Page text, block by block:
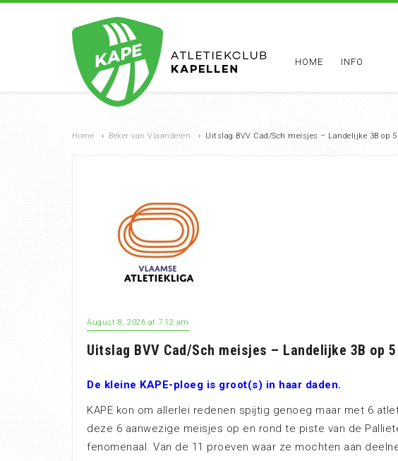
HOME INFO
Home › Beker van Vlaanderen › Uitslag BVV Cad/Sch meisjes – Landelijke 3B op 5
August 8, 2026 at 7:12 am
Uitslag BVV Cad/Sch meisjes – Landelijke 3B op
De kleine KAPE-ploeg is groot(s) in haar daden.
KAPE kon om allerlei redenen spijtig genoeg maar met 6
deze 6 aanwezige meisjes op en rond te piste van de
fenomenaal. Van de 11 proeven waar ze mochten aan